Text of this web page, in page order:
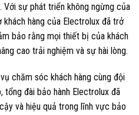
Với sự phát triển không ngừng của
hàng của Electrolux đã trở
bảo rằng mọi thiết bị của khách
cao trải nghiệm và sự hài lòng.
chăm sóc khách hàng cùng đội
tổng đài bảo hành Electrolux đã
và hiệu quả trong lĩnh vực bảo